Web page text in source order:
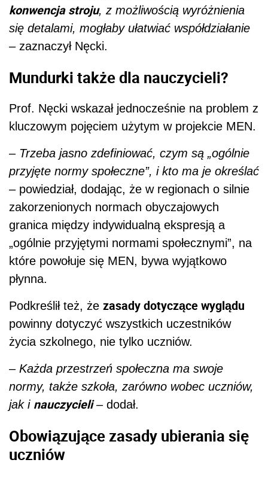
konwencja stroju, z możliwością wyróżnienia
się detalami, mogłaby ułatwiać współdziałanie
–zaznaczył Nęcki.
Mundurki także dla nauczycieli?
Prof. Nęcki wskazał jednocześnie na problem z
kluczowym pojęciem użytym w projekcie MEN.
– Trzeba jasno zdefiniować, czym są „ogólnie
przyjęte normy społeczne”, i kto ma je określać
–powiedział, dodając, że w regionach o silnie
zakorzenionych normach obyczajowych
granica między indywidualną ekspresją a
„ogólnie przyjętymi normami społecznymi”, na
które powołuje się MEN, bywa wyjątkowo
płynna.
Podkreślił też, że zasady dotyczące wyglądu
powinny dotyczyć wszystkich uczestników
życia szkolnego, nie tylko uczniów.
– Każda przestrzeń społeczna ma swoje
normy, także szkoła, zarówno wobec uczniów,
jak i nauczycieli– dodał.
Obowiązujące zasady ubierania się
uczniów